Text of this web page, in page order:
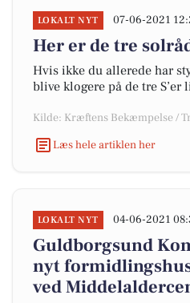
LOKALT NYT 07-06-2021
Her er de tre
Hvis ikke du allerede har
blive klogere på de tre S’er
Kilde: Kræftens Bekæmpelse /
Læs hele artiklen her
LOKALT NYT 04-06-2021
Guldborgsund
nyt
ved